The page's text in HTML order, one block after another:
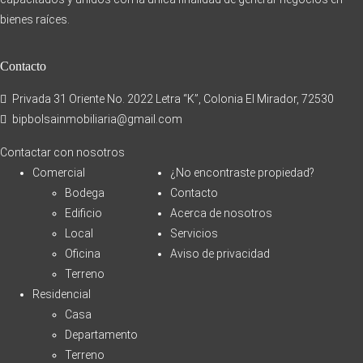
bienes raíces.
Contacto
Privada 31 Oriente No. 2022 Letra “K”, Colonia El Mirador, 72530
bipbolsainmobiliaria@gmail.com
Contactar con nosotros
Comercial
Bodega
Edificio
Local
Oficina
Terreno
Residencial
Casa
Departamento
Terreno
¿No encontraste propiedad?
Contacto
Acerca de nosotros
Servicios
Aviso de privacidad